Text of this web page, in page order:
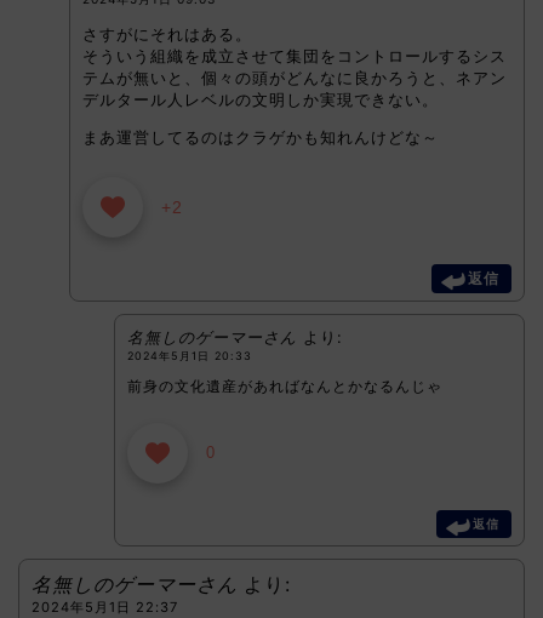
さすがにそれはある。
そういう組織を成立させて集団をコントロールするシス
テムが無いと、個々の頭がどんなに良かろうと、ネアン
デルタール人レベルの文明しか実現できない。
まあ運営してるのはクラゲかも知れんけどな～
+2
返信
名無しのゲーマーさん より:
2024年5月1日 20:33
前身の文化遺産があればなんとかなるんじゃ
0
返信
名無しのゲーマーさん より:
2024年5月1日 22:37